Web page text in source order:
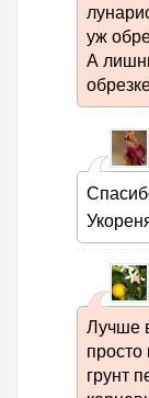
уж
А
Лучше
просто
грунт